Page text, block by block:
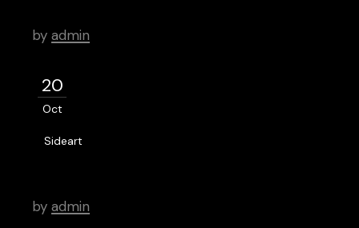
by admin
20
Oct
Sideart
by admin